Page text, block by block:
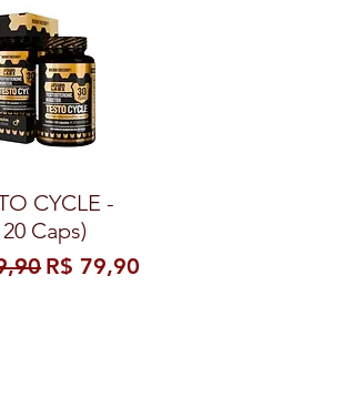
CYCLE -
Caps)
Preço promocional
R$ 79,90